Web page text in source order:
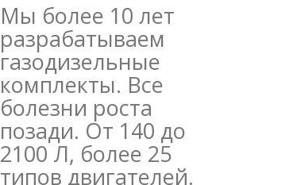
Мы более 10 лет
разрабатываем
газодизельные
комплекты. Все
болезни роста
позади. От 140 до
2100 Л, более 25
типов двигателей.